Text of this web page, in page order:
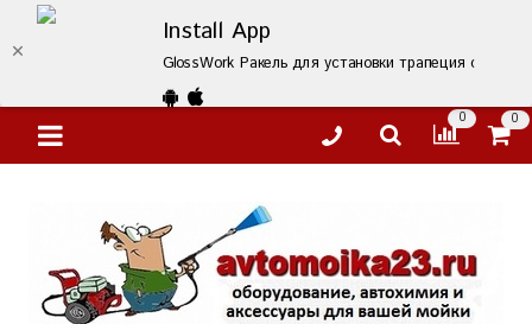
Install App
GlossWork Ракель для установки трапеция синий
0 0